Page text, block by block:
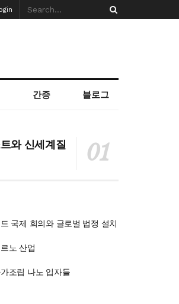
간증 블로그
와 신세계질
국제 회의와 글로벌 법정 설치
노 산업
조립 나노 입자들